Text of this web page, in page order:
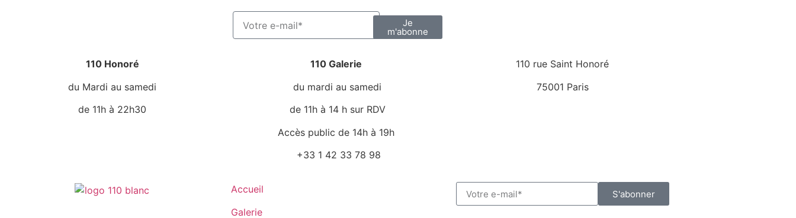
Je
m'abonne
110 Honoré
du Mardi au samedi
de 11h à 22h30
110 Galerie
du mardi au samedi
de 11h à 14 h sur RDV
Accès public de 14h à 19h
+33 1 42 33 78 98
110 rue Saint Honoré
75001 Paris
Accueil
Galerie
S'abonner